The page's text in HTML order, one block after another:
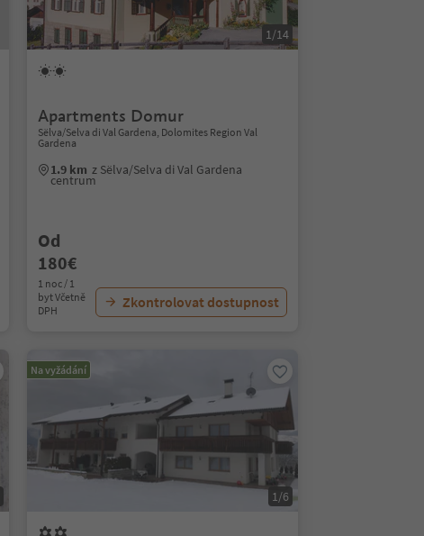
1/14
Apartments Domur
Sëlva/Selva di Val Gardena, Dolomites Region Val
Gardena
1.9 km z Sëlva/Selva di Val Gardena
centrum
Od
180€
1 noc / 1
byt Včetně
DPH
Zkontrolovat dostupnost
Na vyžádání
1/6